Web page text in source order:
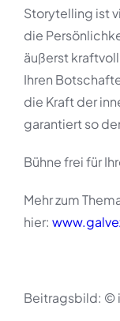
Storytelling ist
die
äußerst
Ihren
die Kraft der
garantiert so
Bühne frei für
Mehr zum
hier:
Beitragsbild: ©